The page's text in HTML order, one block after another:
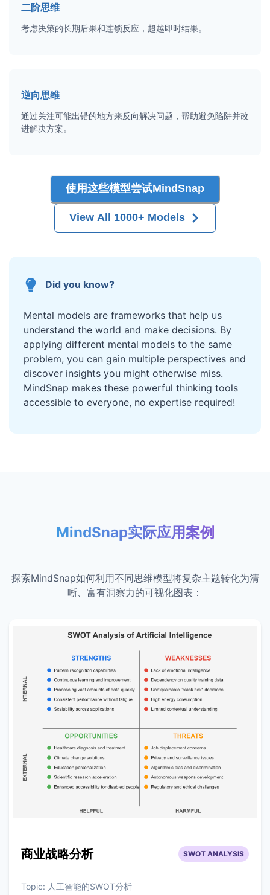
二阶思维
考虑决策的长期后果和连锁反应，超越即时结果。
逆向思维
通过关注可能出错的地方来反向解决问题，帮助避免陷阱并改
进解决方案。
使用这些模型尝试MindSnap
View All 1000+ Models
Did you know?
Mental models are frameworks that help us
understand the world and make decisions. By
applying different mental models to the same
problem, you can gain multiple perspectives and
discover insights you might otherwise miss.
MindSnap makes these powerful thinking tools
accessible to everyone, no expertise required!
MindSnap实际应用案例
探索MindSnap如何利用不同思维模型将复杂主题转化为清
晰、富有洞察力的可视化图表：
商业战略分析 SWOT ANALYSIS
Topic: 人工智能的SWOT分析